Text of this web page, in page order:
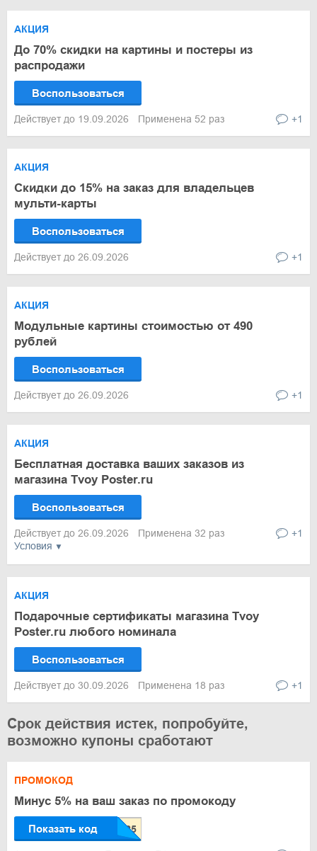
АКЦИЯ
До 70% скидки на картины и постеры из
распродажи
Воспользоваться
Действует до 19.09.2026 Применена 52 раз +1
АКЦИЯ
Скидки до 15% на заказ для владельцев
мульти-карты
Воспользоваться
Действует до 26.09.2026 +1
АКЦИЯ
Модульные картины стоимостью от 490
рублей
Воспользоваться
Действует до 26.09.2026 +1
Условия
АКЦИЯ
Бесплатная доставка ваших заказов из
магазина Tvoy Poster.ru
Воспользоваться
Действует до 26.09.2026 Применена 32 раз +1
АКЦИЯ
Подарочные сертификаты магазина Tvoy
Poster.ru любого номинала
Воспользоваться
Действует до 30.09.2026 Применена 18 раз +1
Срок действия истек, попробуйте,
возможно купоны сработают
ПРОМОКОД
Минус 5% на ваш заказ по промокоду
Показать код